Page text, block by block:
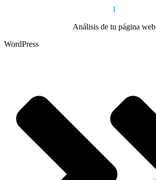
I
Análisis de tu página web
WordPress